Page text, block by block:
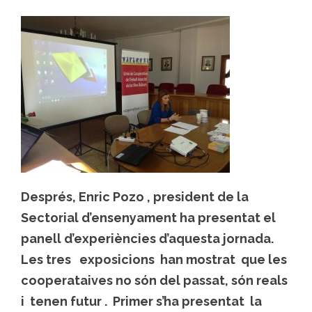
Després, Enric Pozo , president de la
Sectorial d’ensenyament ha presentat el
panell d’experiències d’aquesta jornada.
Les tres exposicions han mostrat que les
cooperataives no són del passat, són reals
i tenen futur . Primer s’ha presentat la